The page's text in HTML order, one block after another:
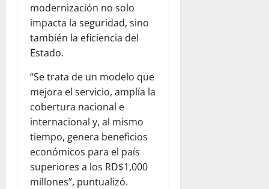
modernización no solo
impacta la seguridad, sino
también la eficiencia del
Estado.
“Se trata de un modelo que
mejora el servicio, amplía la
cobertura nacional e
internacional y, al mismo
tiempo, genera beneficios
económicos para el país
superiores a los RD$1,000
millones”, puntualizó.